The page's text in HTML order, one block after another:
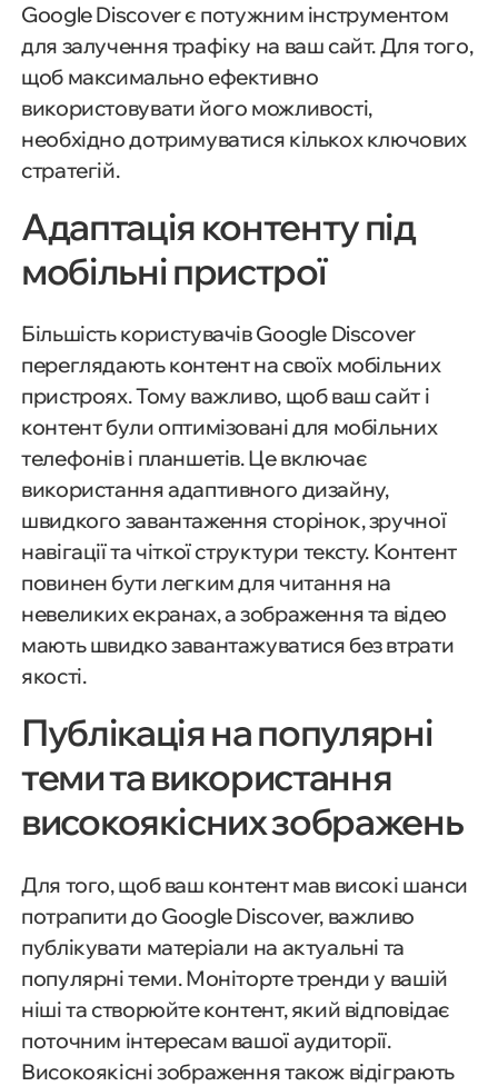
Google Discover є потужним інструментом
для залучення трафіку на ваш сайт. Для того,
щоб максимально ефективно
використовувати його можливості,
необхідно дотримуватися кількох ключових
стратегій.
Адаптація контенту під
мобільні пристрої
Більшість користувачів Google Discover
переглядають контент на своїх мобільних
пристроях. Тому важливо, щоб ваш сайт і
контент були оптимізовані для мобільних
телефонів і планшетів. Це включає
використання адаптивного дизайну,
швидкого завантаження сторінок, зручної
навігації та чіткої структури тексту. Контент
повинен бути легким для читання на
невеликих екранах, а зображення та відео
мають швидко завантажуватися без втрати
якості.
Публікація на популярні
теми та використання
високоякісних зображень
Для того, щоб ваш контент мав високі шанси
потрапити до Google Discover, важливо
публікувати матеріали на актуальні та
популярні теми. Моніторте тренди у вашій
ніші та створюйте контент, який відповідає
поточним інтересам вашої аудиторії.
Високоякісні зображення також відіграють